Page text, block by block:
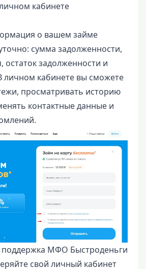
кабинете
о вашем займе
сумма задолженности,
остаток задолженности и
личном кабинете вы сможете
просматривать историю
контактные данные и
поддержка МФО Быстроденьги
свой личный кабинет